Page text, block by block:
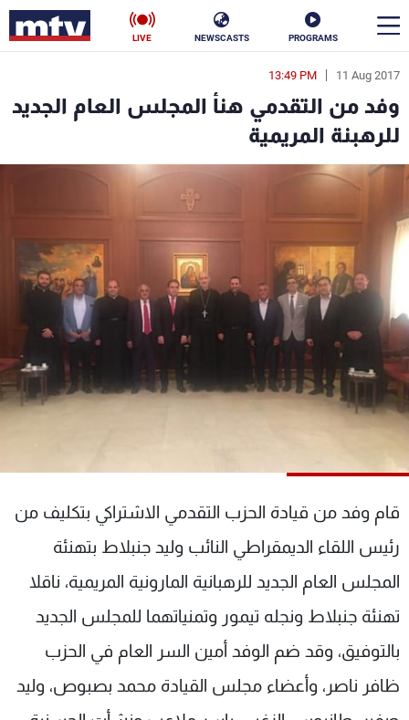
PROGRAMS
NEWSCASTS
LIVE
11 Aug 2017
13:49 PM
وفد من التقدمي هنأ المجلس العام الجديد
للرهبنة المريمية
قام وفد من قيادة الحزب التقدمي الاشتراكي بتكليف من
رئيس اللقاء الديمقراطي النائب وليد جنبلاط بتهنئة
المجلس العام الجديد للرهبانية المارونية المريمية، ناقلا
تهنئة جنبلاط ونجله تيمور وتمنياتهما للمجلس الجديد
بالتوفيق، وقد ضم الوفد أمين السر العام في الحزب
ظافر ناصر، وأعضاء مجلس القيادة محمد بصبوص، وليد
en
الأخبار
سياسة ناس
إقتصاد فن
منوعات رياضة
كأس العالم
البرامج
جدول البرامج
شاهد البرامج
الترددات
عن MTV
لاعلاناتكم
وظائف
شروط الإسـتخدام